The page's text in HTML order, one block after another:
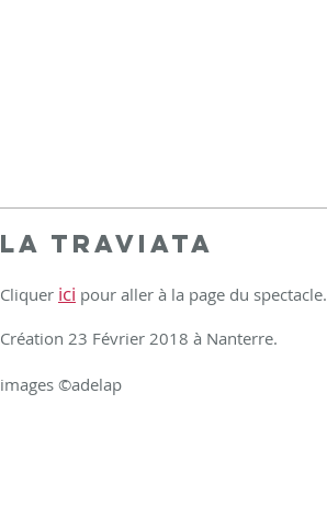
La Traviata
Cliquer ici pour aller à la page du spectacle.
Création 23 Février 2018 à Nanterre.
images ©adelap